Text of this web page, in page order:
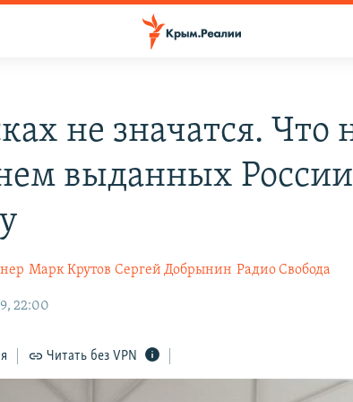
не значатся. Что
выданных
Марк Крутов Сергей Добрынин Радио Свобода
22:00
Читать без VPN